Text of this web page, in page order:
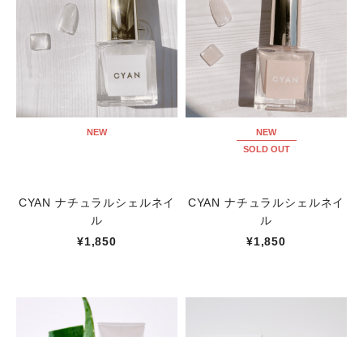
NEW
CYAN ナチュラルシェルネイ
ル
¥1,850
NEW
SOLD OUT
CYAN ナチュラルシェルネイ
ル
¥1,850